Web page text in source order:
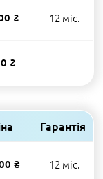
₴ 12 міс.
₴ -
Гарантія
₴ 12 міс.